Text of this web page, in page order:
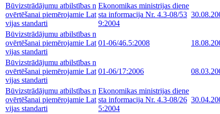
Būvizstrādājumu atbilstības n
ovērtēšanai piemērojamie Lat
vijas standarti
Ekonomikas ministrijas diene
sta informacija Nr. 4.3-08/53
9:2004
Būvizstrādājumu atbilstības n
ovērtēšanai piemērojamie Lat
vijas standarti
01-06/46.5:2008
Būvizstrādājumu atbilstības n
ovērtēšanai piemērojamie Lat
vijas standarti
01-06/17:2006
Būvizstrādājumu atbilstības n
ovērtēšanai piemērojamie Lat
vijas standarti
Ekonomikas ministrijas diene
sta informacija Nr. 4.3-08/26
5:2004